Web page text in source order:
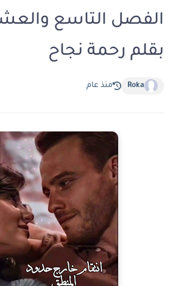
بقلم رحمة نجاح
Roka منذ عام